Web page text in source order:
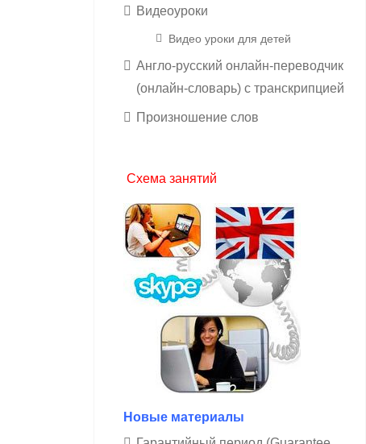
Видеоуроки
Видео уроки для детей
Англо-русский онлайн-переводчик
(онлайн-словарь) с транскрипцией
Произношение слов
Схема занятий
Новые материалы